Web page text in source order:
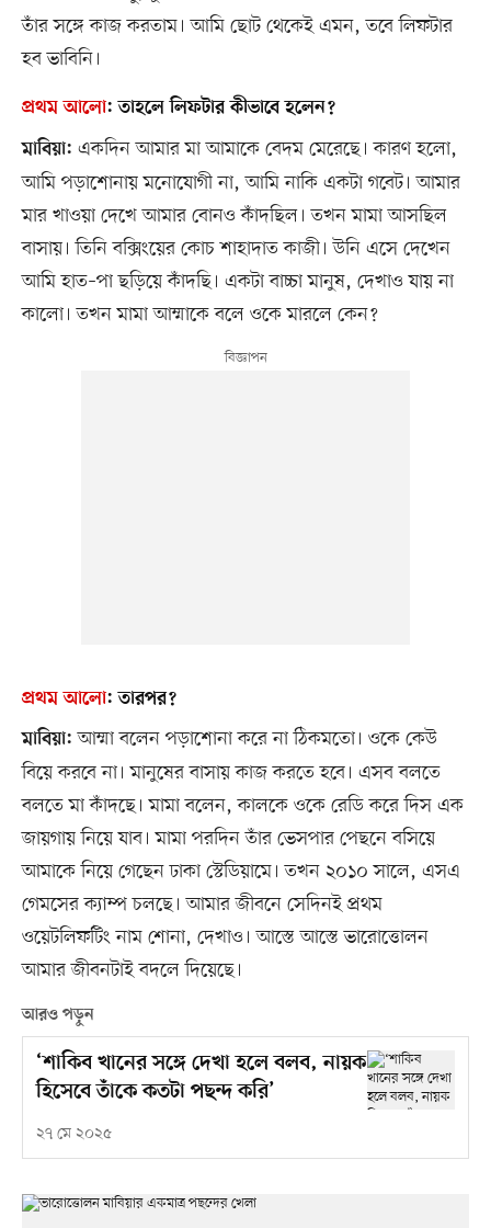
তাঁর সঙ্গে কাজ করতাম। আমি ছোট থেকেই এমন, তবে লিফটার
হব ভাবিনি।
প্রথম আলো:তাহলে লিফটার কীভাবে হলেন?
মাবিয়া: একদিন আমার মা আমাকে বেদম মেরেছে। কারণ হলো,
আমি পড়াশোনায় মনোযোগী না, আমি নাকি একটা গবেট। আমার
মার খাওয়া দেখে আমার বোনও কাঁদছিল। তখন মামা আসছিল
বাসায়। তিনি বক্সিংয়ের কোচ শাহাদাত কাজী। উনি এসে দেখেন
আমি হাত–পা ছড়িয়ে কাঁদছি। একটা বাচ্চা মানুষ, দেখাও যায় না
কালো। তখন মামা আম্মাকে বলে ওকে মারলে কেন?
প্রথম আলো:তারপর?
মাবিয়া: আম্মা বলেন পড়াশোনা করে না ঠিকমতো। ওকে কেউ
বিয়ে করবে না। মানুষের বাসায় কাজ করতে হবে। এসব বলতে
বলতে মা কাঁদছে। মামা বলেন, কালকে ওকে রেডি করে দিস এক
জায়গায় নিয়ে যাব। মামা পরদিন তাঁর ভেসপার পেছনে বসিয়ে
আমাকে নিয়ে গেছেন ঢাকা স্টেডিয়ামে। তখন ২০১০ সালে, এসএ
গেমসের ক্যাম্প চলছে। আমার জীবনে সেদিনই প্রথম
ওয়েটলিফটিং নাম শোনা, দেখাও। আস্তে আস্তে ভারোত্তোলন
আমার জীবনটাই বদলে দিয়েছে।
আরও পড়ুন
‘শাকিব খানের সঙ্গে দেখা হলে বলব, নায়ক
হিসেবে তাঁকে কতটা পছন্দ করি’
২৭ মে ২০২৫